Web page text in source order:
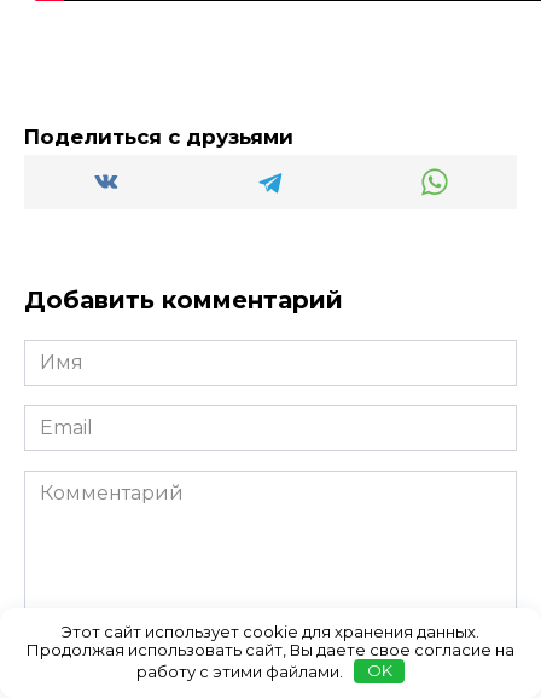
Поделиться с друзьями
Добавить комментарий
Имя
Email
Комментарий
Этот сайт использует cookie для хранения данных.
Продолжая использовать сайт, Вы даете свое согласие на
работу с этими файлами.
OK